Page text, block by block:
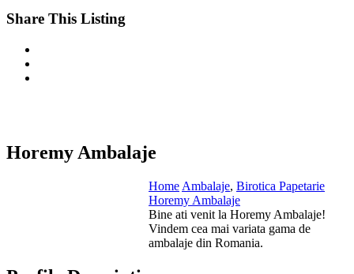
Share This Listing
Horemy Ambalaje
Home Ambalaje, Birotica Papetarie
Horemy Ambalaje
Bine ati venit la Horemy Ambalaje!
Vindem cea mai variata gama de
ambalaje din Romania.